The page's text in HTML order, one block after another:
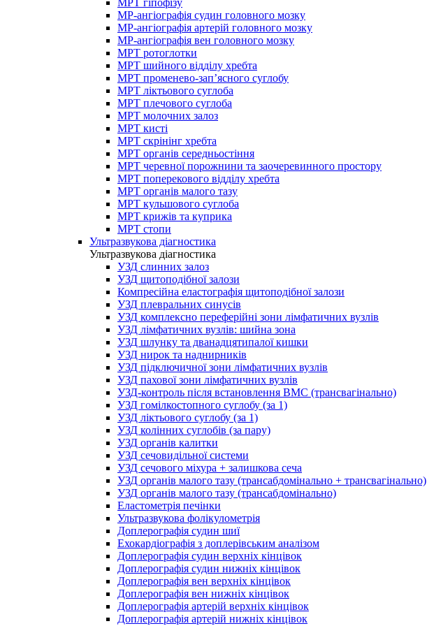
МРТ гіпофізу
МР-ангіографія судин головного мозку
МР-ангіографія артерій головного мозку
МР-ангіографія вен головного мозку
МРТ ротоглотки
МРТ шийного відділу хребта
МРТ променево-зап’ясного суглобу
МРТ ліктьового суглоба
МРТ плечового суглоба
МРТ молочних залоз
МРТ кисті
МРТ скрінінг хребта
МРТ органів середньостіння
МРТ черевної порожнини та заочеревинного простору
МРТ поперекового відділу хребта
МРТ органів малого тазу
МРТ кульшового суглоба
МРТ крижів та куприка
МРТ стопи
Ультразвукова діагностика
Ультразвукова діагностика
УЗД слинних залоз
УЗД щитоподібної залози
Компресійна еластографія щитоподібної залози
УЗД плевральних синусів
УЗД комплексно переферійні зони лімфатичних вузлів
УЗД лімфатичних вузлів: шийна зона
УЗД шлунку та дванадцятипалої кишки
УЗД нирок та наднирників
УЗД підключичної зони лімфатичних вузлів
УЗД пахової зони лімфатичних вузлів
УЗД-контроль після встановлення ВМС (трансвагінально)
УЗД гомілкостопного суглобу (за 1)
УЗД ліктьового суглобу (за 1)
УЗД колінних суглобів (за пару)
УЗД органів калитки
УЗД сечовидільної системи
УЗД сечового міхура + залишкова сеча
УЗД органів малого тазу (трансабдомінально + трансвагінально)
УЗД органів малого тазу (трансабдомінально)
Еластометрія печінки
Ультразвукова фолікулометрія
Доплерографія судин шиї
Ехокардіографія з доплерівським аналізом
Доплерографія судин верхніх кінцівок
Доплерографія судин нижніх кінцівок
Доплерографія вен верхніх кінцівок
Доплерографія вен нижніх кінцівок
Доплерографія артерій верхніх кінцівок
Доплерографія артерій нижніх кінцівок